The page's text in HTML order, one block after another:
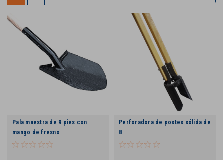
Pala maestra de 9 pies con
mango de fresno
Perforadora de postes sólida de
8